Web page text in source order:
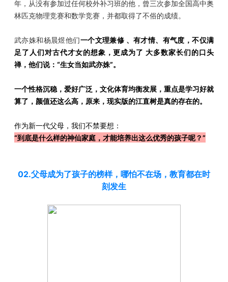
年，从没有参加过任何校外补习班的他，曾三次参加全国高中奥
林匹克物理竞赛和数学竞赛，并都取得了不俗的成绩。
武亦姝和杨晨煜他们一个文理兼修 、有才情、有气度，不仅满
足了人们对古代才女的想象，更成为了 大多数家长们的口头
禅，他们说： “生女当如武亦姝”。
一个性格沉稳，爱好广泛，文化体育均衡发展，重点是学习好就
算了，颜值还这么高，原来，现实版的江直树是真的存在的。
作为新一代父母，我们不禁要想：
“到底是什么样的神仙家庭，才能培养出这么优秀的孩子呢？”
02.父母成为了孩子的榜样，哪怕不在场，教育都在时
刻发生